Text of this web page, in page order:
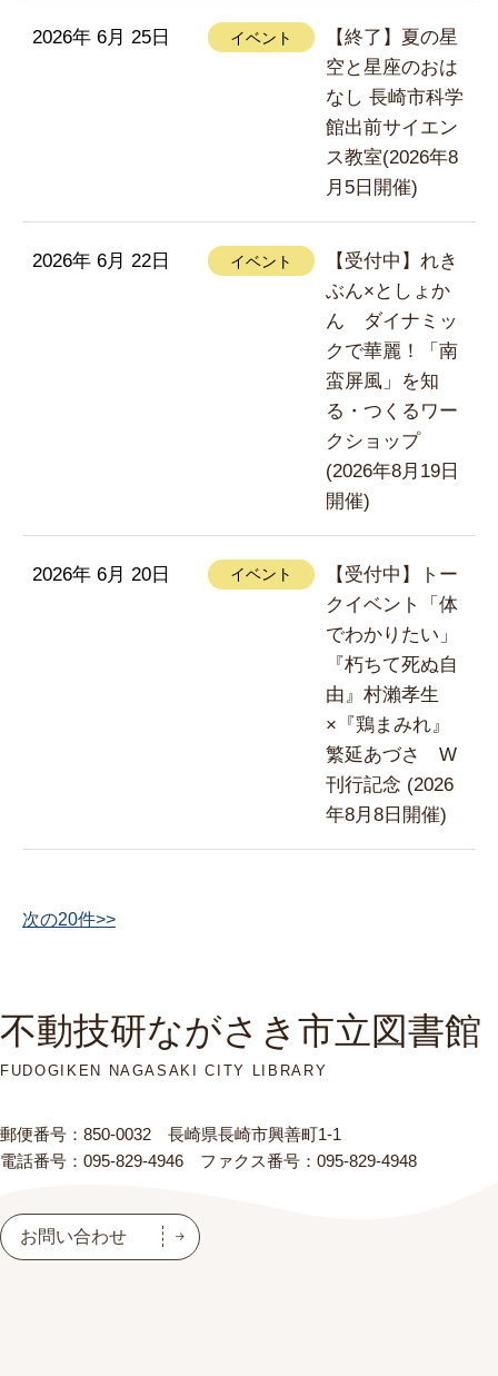
2026年 6月 25日 イベント
【終了】夏の星
空と星座のおは
なし 長崎市科学
館出前サイエン
ス教室(2026年8
月5日開催)
2026年 6月 22日 イベント
【受付中】れき
ぶん×としょか
ん ダイナミッ
クで華麗！「南
蛮屏風」を知
る・つくるワー
クショップ
(2026年8月19日
開催)
2026年 6月 20日 イベント
【受付中】トー
クイベント「体
でわかりたい」
『朽ちて死ぬ自
由』村瀨孝生
×『鶏まみれ』
繁延あづさ W
刊行記念 (2026
年8月8日開催)
次の20件>>
不動技研ながさき市立図書館
FUDOGIKEN NAGASAKI CITY LIBRARY
郵便番号：850-0032 長崎県長崎市興善町1-1
電話番号：095-829-4946 ファクス番号：095-829-4948
お問い合わせ